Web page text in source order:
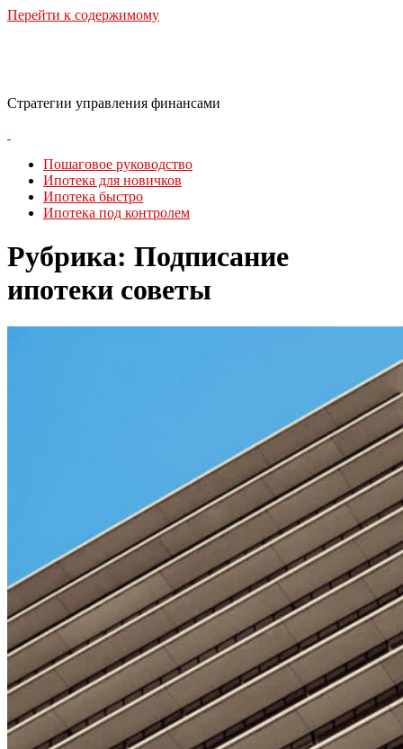
Перейти к содержимому
Стратегии управления финансами
Пошаговое руководство
Ипотека для новичков
Ипотека быстро
Ипотека под контролем
Рубрика: Подписание
ипотеки советы